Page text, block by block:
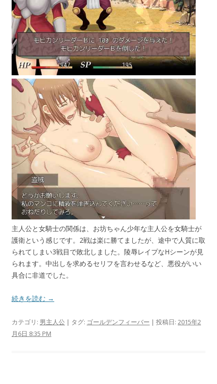
主人公と女騎士の関係は、お坊ちゃん少年な主人公を女騎士が
護衛という感じです。2戦は楽に勝てましたが、途中で人質に取
られてしまい3戦目で敗北しました。陵辱レイプなHシーンが見
られます。中出しを求めるセリフを言わせるなど、悪役がいい
具合に非道でした。
続きを読む →
カテゴリ: 男主人公 | タグ: ゴールデンフィーバー | 投稿日: 2015年2
月6日 8:35 PM